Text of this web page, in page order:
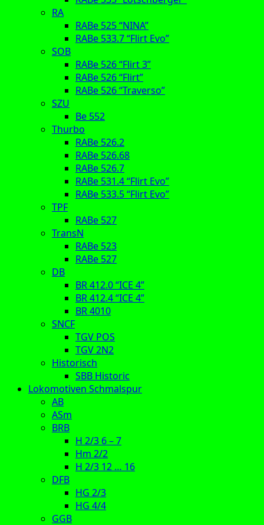
RA
RABe 525 “NINA”
RABe 533.7 “Flirt Evo”
SOB
RABe 526 “Flirt 3”
RABe 526 “Flirt”
RABe 526 “Traverso”
SZU
Be 552
Thurbo
RABe 526.2
RABe 526.68
RABe 526.7
RABe 531.4 “Flirt Evo”
RABe 533.5 “Flirt Evo”
TPF
RABe 527
TransN
RABe 523
RABe 527
DB
BR 412.0 “ICE 4”
BR 412.4 “ICE 4”
BR 4010
SNCF
TGV POS
TGV 2N2
Historisch
SBB Historic
Lokomotiven Schmalspur
AB
ASm
BRB
H 2/3 6 – 7
Hm 2/2
H 2/3 12 … 16
DFB
HG 2/3
HG 4/4
GGB